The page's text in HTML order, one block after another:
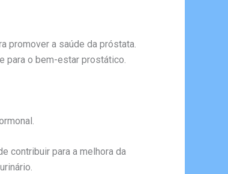
promover a saúde da próstata.
para o bem-estar prostático.
contribuir para a melhora da